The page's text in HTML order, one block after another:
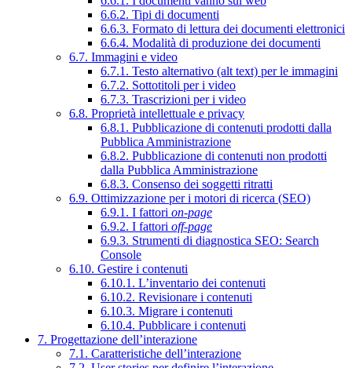
6.6.2. Tipi di documenti
6.6.3. Formato di lettura dei documenti elettronici
6.6.4. Modalità di produzione dei documenti
6.7. Immagini e video
6.7.1. Testo alternativo (alt text) per le immagini
6.7.2. Sottotitoli per i video
6.7.3. Trascrizioni per i video
6.8. Proprietà intellettuale e privacy
6.8.1. Pubblicazione di contenuti prodotti dalla
Pubblica Amministrazione
6.8.2. Pubblicazione di contenuti non prodotti
dalla Pubblica Amministrazione
6.8.3. Consenso dei soggetti ritratti
6.9. Ottimizzazione per i motori di ricerca (SEO)
6.9.1. I fattori on-page
6.9.2. I fattori off-page
6.9.3. Strumenti di diagnostica SEO: Search
Console
6.10. Gestire i contenuti
6.10.1. L’inventario dei contenuti
6.10.2. Revisionare i contenuti
6.10.3. Migrare i contenuti
6.10.4. Pubblicare i contenuti
7. Progettazione dell’interazione
7.1. Caratteristiche dell’interazione